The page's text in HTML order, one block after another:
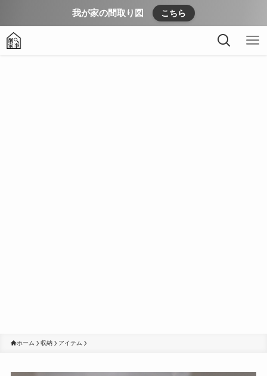
我が家の間取り図 こちら
ホーム 収納 アイテム